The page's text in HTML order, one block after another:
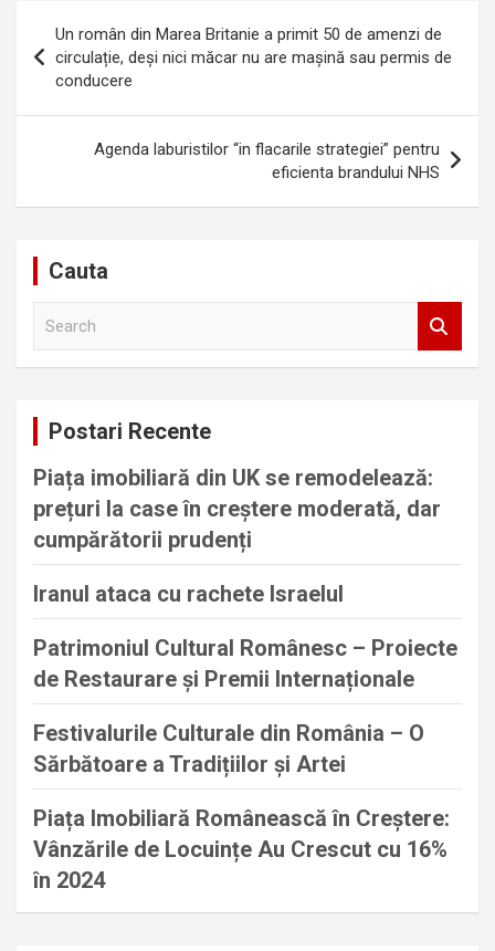
în
articole
Un român din Marea Britanie a primit 50 de amenzi de
circulație, deși nici măcar nu are mașină sau permis de
conducere
Agenda laburistilor “in flacarile strategiei” pentru
eficienta brandului NHS
Cauta
Postari Recente
Piața imobiliară din UK se remodelează:
prețuri la case în creștere moderată, dar
cumpărătorii prudenți
Iranul ataca cu rachete Israelul
Patrimoniul Cultural Românesc – Proiecte
de Restaurare și Premii Internaționale
Festivalurile Culturale din România – O
Sărbătoare a Tradițiilor și Artei
Piața Imobiliară Românească în Creștere:
Vânzările de Locuințe Au Crescut cu 16%
în 2024